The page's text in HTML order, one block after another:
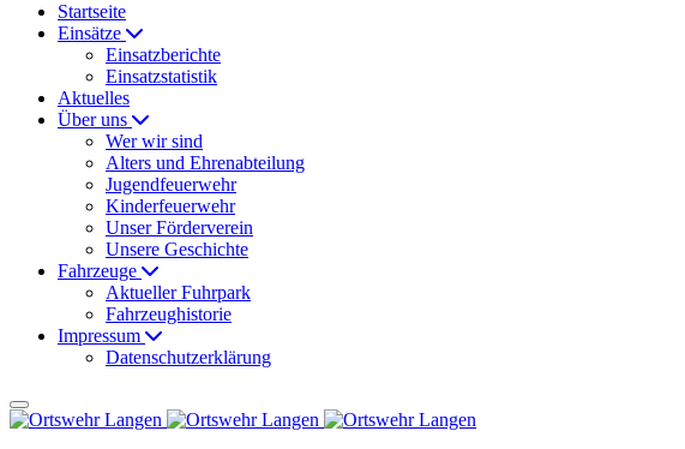
Startseite
Einsätze
Einsatzberichte
Einsatzstatistik
Aktuelles
Über uns
Wer wir sind
Alters und Ehrenabteilung
Jugendfeuerwehr
Kinderfeuerwehr
Unser Förderverein
Unsere Geschichte
Fahrzeuge
Aktueller Fuhrpark
Fahrzeughistorie
Impressum
Datenschutzerklärung